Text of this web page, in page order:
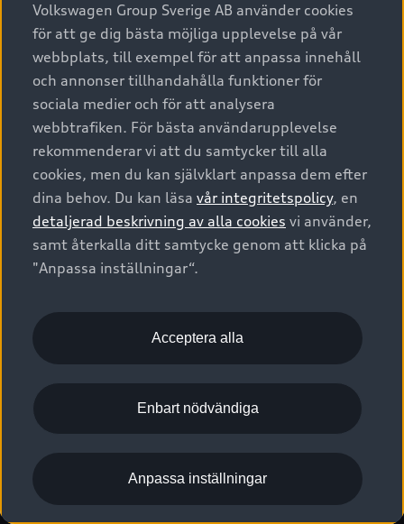
A6 modellerna
SUV
Avant
Audi Sport
Privatleasing
Nya bilar i lager
Begagnade bilar i lager
Audi approved :plus - så gott som nya
Finansiering
Audi exclusive
Provkörning
Service & tillbehör
Audi digital services
Originaltillbehör - köp online
Garantier
Försäkring
Digitala manualer för din Audi
Audi Collection – livsstilsartiklar
Vanliga frågor
2G/3G nätet stängs ned - Hur påverkas min bil av detta?
Tjänstebil
Tjänstebil
Business lease online
Företagsleasing
Om Audi Sverige
Kontakta oss
Audi Återförsäljare/-serviceverkstad
myAudi
Pressmeddelanden
Nyhetsbrev
Vårt hållbarhetsarbete
Lediga tjänster huvudkontor
Lediga tjänster hos Audi Återförsäljare
Kommentar till mediauppgifter om dataläcka
© 2026 AUDI SVERIGE. All Rights Reserved.
Utgivare Juridiskt
Juridiskt Audi AG
Juridiskt Audi Digital Giveaway
Anpassa inställningar för cookies
Visselblåsarkanaler
Volkswagen Group Sverige AB använder cookies
för att ge dig bästa möjliga upplevelse på vår
webbplats, till exempel för att anpassa innehåll
och annonser tillhandahålla funktioner för
sociala medier och för att analysera
webbtrafiken. För bästa användarupplevelse
rekommenderar vi att du samtycker till alla
cookies, men du kan självklart anpassa dem efter
dina behov. Du kan läsa vår integritetspolicy, en
detaljerad beskrivning av alla cookies vi använder,
samt återkalla ditt samtycke genom att klicka på
"Anpassa inställningar“.
Acceptera alla
Enbart nödvändiga
Anpassa inställningar